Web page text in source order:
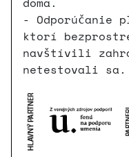
- Odporúčanie
ktorí
navštívili
netestovali sa.